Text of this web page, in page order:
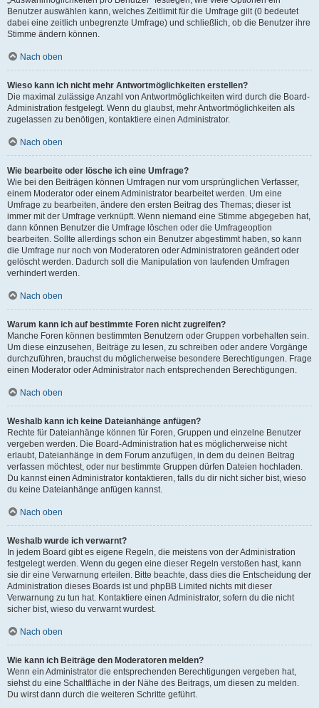
Benutzer auswählen kann, welches Zeitlimit für die Umfrage gilt (0 bedeutet
dabei eine zeitlich unbegrenzte Umfrage) und schließlich, ob die Benutzer ihre
Stimme ändern können.
Nach oben
Wieso kann ich nicht mehr Antwortmöglichkeiten erstellen?
Die maximal zulässige Anzahl von Antwortmöglichkeiten wird durch die Board-
Administration festgelegt. Wenn du glaubst, mehr Antwortmöglichkeiten als
zugelassen zu benötigen, kontaktiere einen Administrator.
Nach oben
Wie bearbeite oder lösche ich eine Umfrage?
Wie bei den Beiträgen können Umfragen nur vom ursprünglichen Verfasser,
einem Moderator oder einem Administrator bearbeitet werden. Um eine
Umfrage zu bearbeiten, ändere den ersten Beitrag des Themas; dieser ist
immer mit der Umfrage verknüpft. Wenn niemand eine Stimme abgegeben hat,
dann können Benutzer die Umfrage löschen oder die Umfrageoption
bearbeiten. Sollte allerdings schon ein Benutzer abgestimmt haben, so kann
die Umfrage nur noch von Moderatoren oder Administratoren geändert oder
gelöscht werden. Dadurch soll die Manipulation von laufenden Umfragen
verhindert werden.
Nach oben
Warum kann ich auf bestimmte Foren nicht zugreifen?
Manche Foren können bestimmten Benutzern oder Gruppen vorbehalten sein.
Um diese einzusehen, Beiträge zu lesen, zu schreiben oder andere Vorgänge
durchzuführen, brauchst du möglicherweise besondere Berechtigungen. Frage
einen Moderator oder Administrator nach entsprechenden Berechtigungen.
Nach oben
Weshalb kann ich keine Dateianhänge anfügen?
Rechte für Dateianhänge können für Foren, Gruppen und einzelne Benutzer
vergeben werden. Die Board-Administration hat es möglicherweise nicht
erlaubt, Dateianhänge in dem Forum anzufügen, in dem du deinen Beitrag
verfassen möchtest, oder nur bestimmte Gruppen dürfen Dateien hochladen.
Du kannst einen Administrator kontaktieren, falls du dir nicht sicher bist, wieso
du keine Dateianhänge anfügen kannst.
Nach oben
Weshalb wurde ich verwarnt?
In jedem Board gibt es eigene Regeln, die meistens von der Administration
festgelegt werden. Wenn du gegen eine dieser Regeln verstoßen hast, kann
sie dir eine Verwarnung erteilen. Bitte beachte, dass dies die Entscheidung der
Administration dieses Boards ist und phpBB Limited nichts mit dieser
Verwarnung zu tun hat. Kontaktiere einen Administrator, sofern du die nicht
sicher bist, wieso du verwarnt wurdest.
Nach oben
Wie kann ich Beiträge den Moderatoren melden?
Wenn ein Administrator die entsprechenden Berechtigungen vergeben hat,
siehst du eine Schaltfläche in der Nähe des Beitrags, um diesen zu melden.
Du wirst dann durch die weiteren Schritte geführt.